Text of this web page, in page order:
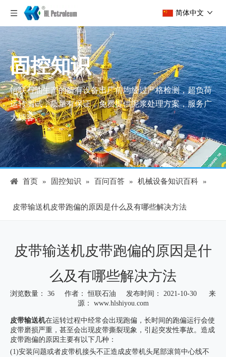
简体中文
固控知识
恒联石油生产的所有设备出厂前均经过严格检测，超负荷
运转测试，质量有保证，免费提供泥浆处理方案，服务广
大顾客。
首页 » 固控知识 » 百问百答 » 机械设备知识百科 »
皮带输送机皮带跑偏的原因是什么及有哪些解决方法
皮带输送机皮带跑偏的原因是什
么及有哪些解决方法
浏览数量： 36 作者： 恒联石油 发布时间： 2021-10-30 来
源： www.hlshiyou.com
["wechat","weibo","qzone","douban","email"]
皮带输送机在运转过程中经常会出现跑偏，长时间的跑偏运行会使
皮带磨损严重，甚至会出现皮带撕裂现象，引起突发性事故。造成
皮带跑偏的原因主要有以下几种：
(1)安装问题或者皮带机接头不正造成皮带机头尾部滚筒中心线不